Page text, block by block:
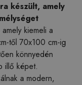
készült, amely
kiemeli a
től 70x100 cm-ig
könnyedén
illő képet.
a modern,